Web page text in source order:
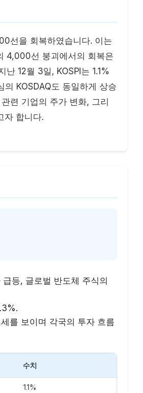
선을 회복하였습니다. 이는
4,000선 붕괴에서의 회복은
12월 3일, KOSPI는 1.1%
KOSDAQ도 동일하게 상승
련 기업의 주가 변화, 그리
자 합니다.
등, 글로벌 반도체 주식의
를 보이며 각국의 투자 흐름
수치
1.1%